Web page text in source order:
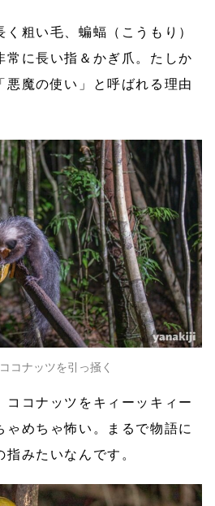
粗い毛、蝙蝠（こうもり）
常に長い指＆かぎ爪。たしか
悪魔の使い」と呼ばれる理由
コナッツを引っ掻く
ココナッツをキィーッキィー
ゃめちゃ怖い。まるで物語に
みたいなんです。